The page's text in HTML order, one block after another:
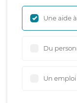
Une aide
Du
Un emploi